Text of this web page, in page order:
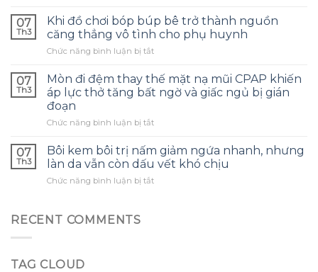
hứa
hẹn
không
thấm
nhưng
sau
tắm
da
vẫn
thấy
một
tuần
dùng
sữa
mặt
chứa
Vitamin
dịu
làn
da
nhờn
07
Th3
Khi đồ chơi bóp búp bê trở thành nguồn
căng thẳng vô tình cho phụ huynh
Chức năng bình luận bị tắtở
đồ
bóp
bê
thành
nguồn
căng
thẳng
07
Th3
Mòn đi đệm thay thế mặt nạ mũi CPAP khiến
áp lực thở tăng bất ngờ và giấc ngủ bị gián
đoạn
Chức năng bình luận bị tắtở
đi
đệm
thay
thế
07
Th3
Bôi kem bôi trị nấm giảm ngứa nhanh, nhưng
làn da vẫn còn dấu vết khó chịu
Chức năng bình luận bị tắtở
RECENT COMMENTS
TAG CLOUD